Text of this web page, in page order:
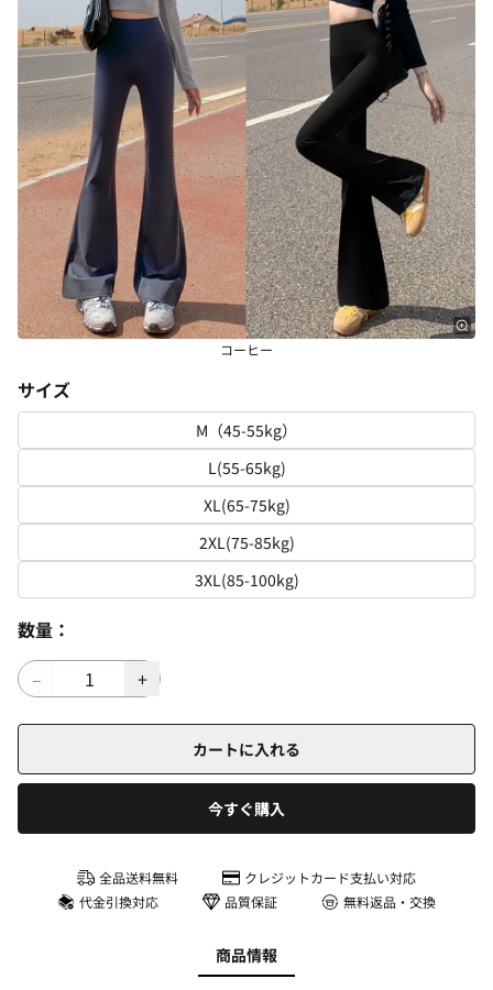
コーヒー
サイズ
M（45-55kg）
L(55-65kg)
XL(65-75kg)
2XL(75-85kg)
3XL(85-100kg)
数量：
カートに入れる
今すぐ購入
全品送料無料
クレジットカード支払い対応
代金引換対応
品質保証 無料返品・交換
商品情報